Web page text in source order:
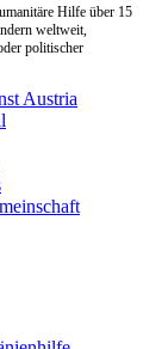
Hilfe über 15
weltweit,
politischer
Austria